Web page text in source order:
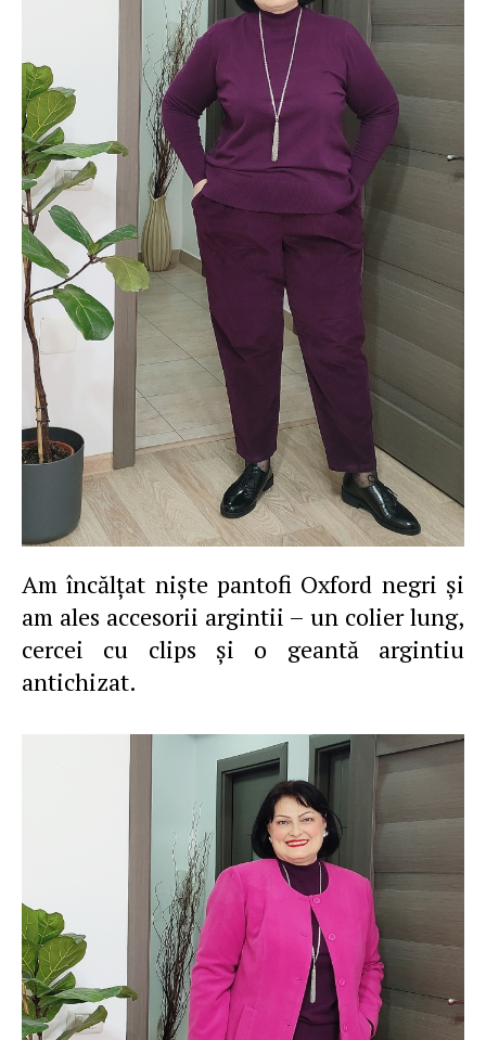
Am încălţat nişte pantofi Oxford negri şi
am ales accesorii argintii – un colier lung,
cercei cu clips şi o geantă argintiu
antichizat.